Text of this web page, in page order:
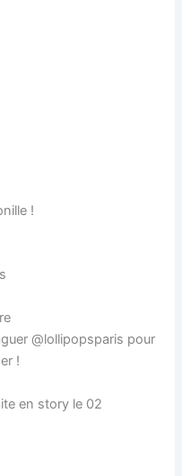
!
@lollipopsparis pour
!
en story le 02